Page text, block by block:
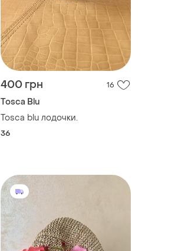
400 грн 16
Tosca Blu
Tosca blu лодочки.
36